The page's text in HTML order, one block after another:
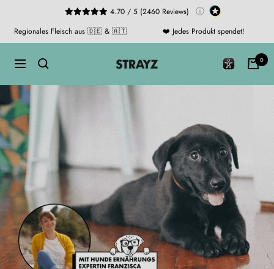
Inhalt
4.70 / 5 (2460 Reviews) ⓘ
Regionales Fleisch aus 🇩🇪 & 🇦🇹 ❤️ Jedes Produkt spendet!
Navigation STRAYZ 0